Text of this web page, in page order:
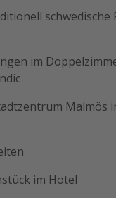
schwedische
im
Malmös
im Hotel